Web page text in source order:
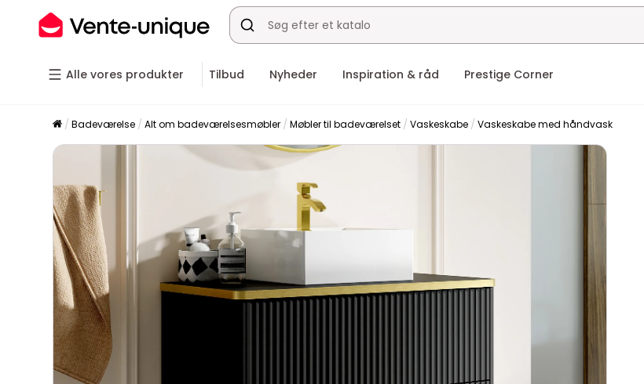
Alle vores produkter Tilbud Nyheder Inspiration & råd Prestige Corner
Badeværelse Alt om badeværelsesmøbler Møbler til badeværelset Vaskeskabe Vaskeskabe med håndvask